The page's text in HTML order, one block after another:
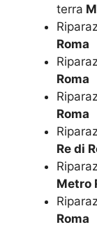
terra
Roma
Roma
Roma
Re di
Metro
Roma